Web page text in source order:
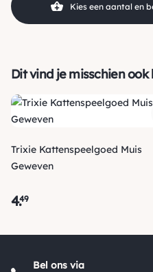
Verzending
Je ontvangt een track & trace
Kies een aantal en
Dit vind je misschien ook
Trixie Kattenspeelgoed Muis
Geweven
4.49
Bel ons via